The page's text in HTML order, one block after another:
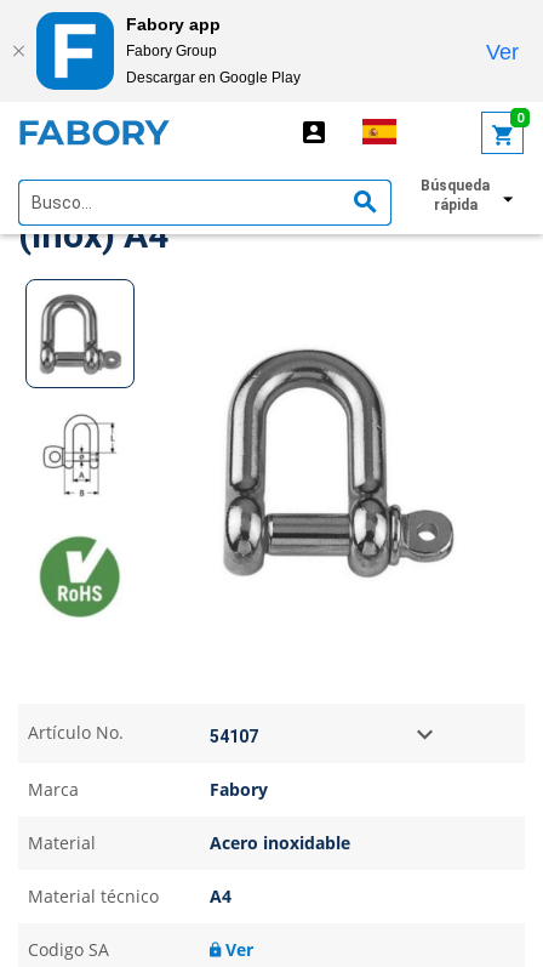
Fabory app
Fabory Group
Descargar en Google Play
Ver
0
Búsqueda
rápida
D-shackle Acero inoxidable
(Inox) A4
Artículo No.
Marca Fabory
Material Acero inoxidable
Material técnico A4
Codigo SA Ver